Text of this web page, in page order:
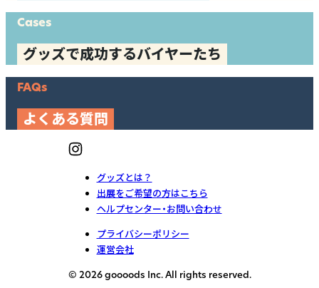
Cases
グッズで成功するバイヤーたち
FAQs
よくある質問
グッズとは？
出展をご希望の方はこちら
ヘルプセンター・お問い合わせ
プライバシーポリシー
運営会社
© 2026 goooods Inc. All rights reserved.